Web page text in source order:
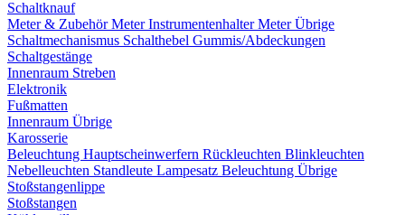
Schaltknauf
Meter & ZubehörMeterInstrumentenhalterMeter Übrige
Schaltmechanismus Schalthebel Gummis/Abdeckungen
Schaltgestänge
Innenraum Streben
Elektronik
Fußmatten
Innenraum Übrige
Karosserie
Beleuchtung Hauptscheinwerfern Rückleuchten Blinkleuchten
Nebelleuchten Standleute Lampesatz Beleuchtung Übrige
Stoßstangenlippe
Stoßstangen